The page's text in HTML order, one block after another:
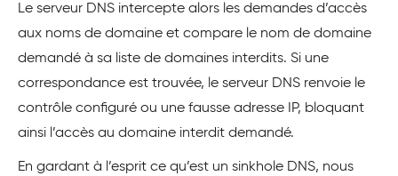
Le serveur DNS intercepte alors les demandes d’accès
aux noms de domaine et compare le nom de domaine
demandé à sa liste de domaines interdits. Si une
correspondance est trouvée, le serveur DNS renvoie le
contrôle configuré ou une fausse adresse IP, bloquant
ainsi l’accès au domaine interdit demandé.
En gardant à l’esprit ce qu’est un sinkhole DNS, nous